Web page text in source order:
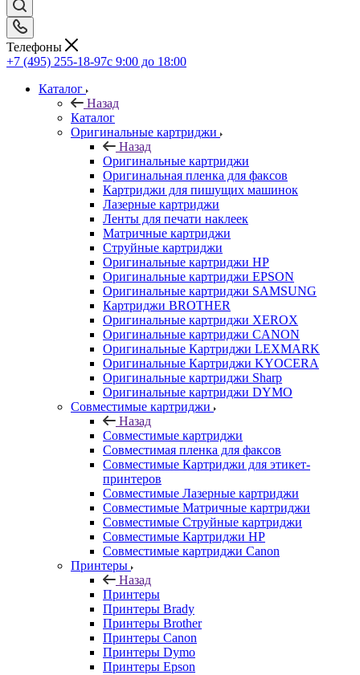
Телефоны
+7 (495) 255-18-97с 9:00 до 18:00
Каталог
Назад
Каталог
Оригинальные картриджи
Назад
Оригинальные картриджи
Оригинальная пленка для факсов
Картриджи для пишущих машинок
Лазерные картриджи
Ленты для печати наклеек
Матричные картриджи
Струйные картриджи
Оригинальные картриджи HP
Оригинальные картриджи EPSON
Оригинальные картриджи SAMSUNG
Картриджи BROTHER
Оригинальные картриджи XEROX
Оригинальные картриджи CANON
Оригинальные Картриджи LEXMARK
Оригинальные Картриджи KYOCERA
Оригинальные картриджи Sharp
Оригинальные картриджи DYMO
Совместимые картриджи
Назад
Совместимые картриджи
Совместимая пленка для факсов
Совместимые Картриджи для этикет-
принтеров
Совместимые Лазерные картриджи
Совместимые Матричные картриджи
Совместимые Струйные картриджи
Совместимые Картриджи HP
Совместимые картриджи Canon
Принтеры
Назад
Принтеры
Принтеры Brady
Принтеры Brother
Принтеры Canon
Принтеры Dymo
Принтеры Epson